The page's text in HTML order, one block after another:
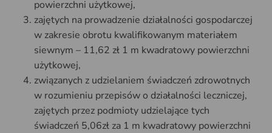
powierzchni użytkowej,
zajętych na prowadzenie działalności gospodarczej
w zakresie obrotu kwalifikowanym materiałem
siewnym – 11,62 zł 1 m kwadratowy powierzchni
użytkowej,
związanych z udzielaniem świadczeń zdrowotnych
w rozumieniu przepisów o działalności leczniczej,
zajętych przez podmioty udzielające tych
świadczeń 5,06zł za 1 m kwadratowy powierzchni